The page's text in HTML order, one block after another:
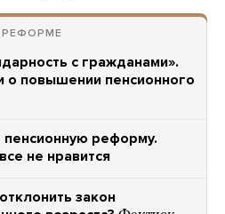
с гражданами».
о повышении пенсионного
пенсионную реформу.
не нравится
закон